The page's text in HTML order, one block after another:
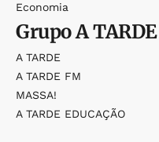
Economia
GrupoA TARDE
A TARDE
A TARDE FM
MASSA!
A TARDE EDUCAÇÃO